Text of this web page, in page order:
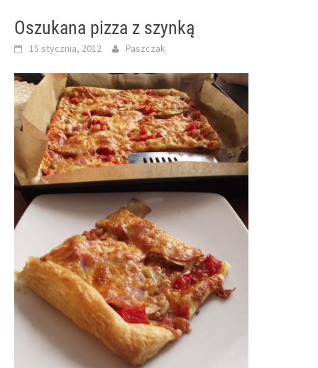
Oszukana pizza z szynką
15 stycznia, 2012 Paszczak